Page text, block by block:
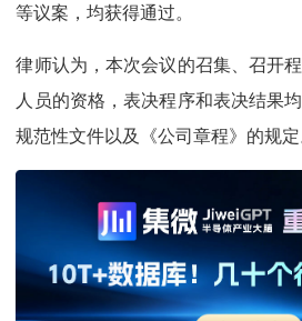
等议案，均获得通过。
律师认为，本次会议的召集、召开
人员的资格，表决程序和表决结果
规范性文件以及《公司章程》的规定